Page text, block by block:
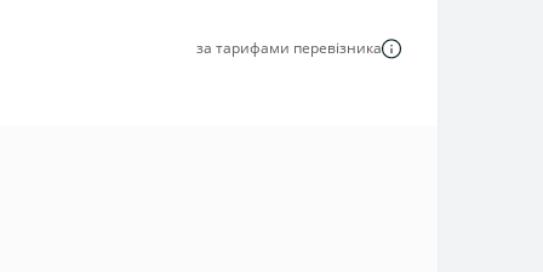
за тарифами перевізника